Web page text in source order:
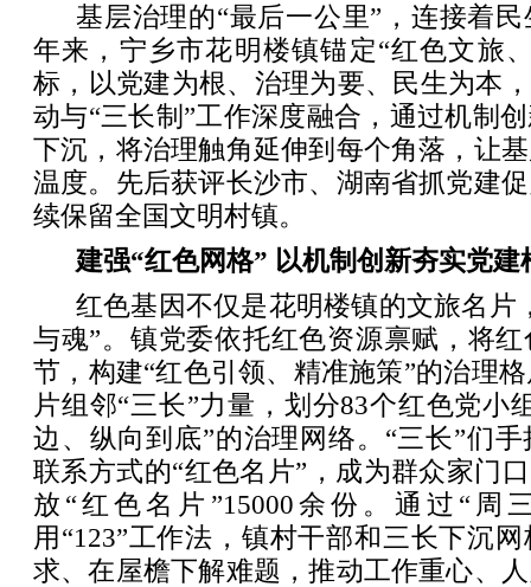
基层治理的“最后一公里”，连接着
年来，宁乡市花明楼镇锚定“红色文旅
标，以党建为根、治理为要、民生为本
动与“三长制”工作深度融合，通过机制
下沉，将治理触角延伸到每个角落，让
温度。先后获评长沙市、湖南省抓党建
续保留全国文明村镇。
建强“红色网格” 以机制创新夯实党建
红色基因不仅是花明楼镇的文旅名片
与魂”。镇党委依托红色资源禀赋，将
节，构建“红色引领、精准施策”的治理
片组邻“三长”力量，划分83个红色党小
边、纵向到底”的治理网络。“三长”们
联系方式的“红色名片”，成为群众家门
放“红色名片”15000余份。通过“周
用“123”工作法，镇村干部和三长下沉
求、在屋檐下解难题，推动工作重心、